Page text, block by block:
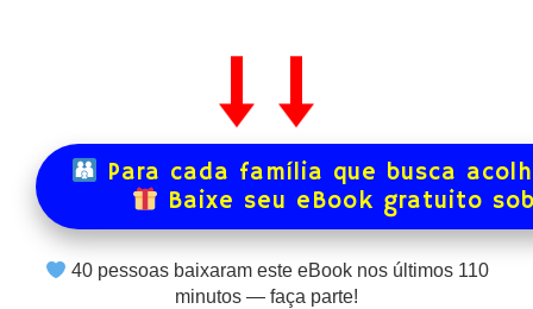
Para cada família que busca
Baixe seu eBook gratuito
40pessoas baixaram este eBook nos últimos 110
minutos — faça parte!